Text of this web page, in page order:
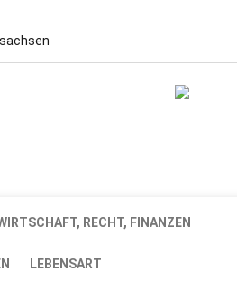
RECHT, FINANZEN
LEBENSART